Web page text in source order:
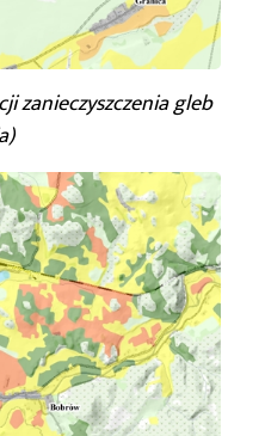
zanieczyszczenia gleb